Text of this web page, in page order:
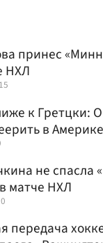
принес
НХЛ
к Гретцки:
в Америке
не спасла
матче НХЛ
передача